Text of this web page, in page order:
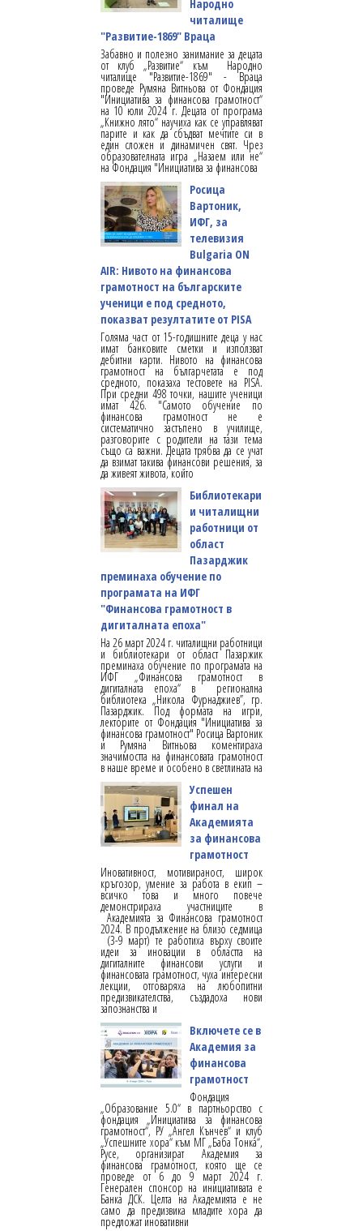
Народно
читалище
"Развитие-1869" Враца
Забавно и полезно занимание за децата
от клуб „Развитие“ към Народно
читалище "Развитие-1869" - Враца
проведе Румяна Витньова от Фондация
"Инициатива за финансова грамотност“
на 10 юли 2024 г. Децата от програма
„Книжно лято“ научиха как се управляват
парите и как да сбъдват мечтите си в
един сложен и динамичен свят. Чрез
образователната игра „Назаем или не“
на Фондация "Инициатива за финансова
Росица
Вартоник,
ИФГ, за
телевизия
Bulgaria ON
AIR: Нивото на финансова
грамотност на българските
ученици е под средното,
показват резултатите от PISA
Голяма част от 15-годишните деца у нас
имат банковите сметки и използват
дебитни карти. Нивото на финансова
грамотност на българчетата е под
средното, показаха тестовете на PISA.
При средни 498 точки, нашите ученици
имат 426. "Самото обучение по
финансова грамотност не е
систематично застъпено в училище,
разговорите с родители на тази тема
също са важни. Децата трябва да се учат
да взимат такива финансови решения, за
да живеят живота, който
Библиотекари
и читалищни
работници от
област
Пазарджик
преминаха обучение по
програмата на ИФГ
"Финансова грамотност в
дигиталната епоха"
На 26 март 2024 г. читалищни работници
и библиотекари от област Пазаржик
преминаха обучение по програмата на
ИФГ „Финансова грамотност в
дигиталната епоха“ в регионална
библиотека „Никола Фурнаджиев”, гр.
Пазарджик. Под формата на игри,
лекторите от Фондация "Инициатива за
финансова грамотност" Росица Вартоник
и Румяна Витньова коментираха
значимостта на финансовата грамотност
в наше време и особено в светлината на
Успешен
финал на
Академията
за финансова
грамотност
Иновативност, мотивираност, широк
кръгозор, умение за работа в екип –
всичко това и много повече
демонстрираха участниците в
Академията за Финансова грамотност
2024. В продължение на близо седмица
(3-9 март) те работиха върху своите
идеи за иновации в областта на
дигиталните финансови услуги и
финансовата грамотност, чуха интересни
лекции, отговаряха на любопитни
предизвикателства, създадоха нови
запознанства и
Включете се в
Академия за
финансова
грамотност
Фондация
„Образование 5.0“ в партньорство с
фондация „Инициатива за финансова
грамотност“, РУ „Ангел Кънчев“ и клуб
„Успешните хора“ към МГ „Баба Тонка“,
Русе, организират Академия за
финансова грамотност, която ще се
проведе от 6 до 9 март 2024 г.
Генерален спонсор на инициативата е
Банка ДСК. Целта на Академията е не
само да предизвика младите хора да
предложат иновативни